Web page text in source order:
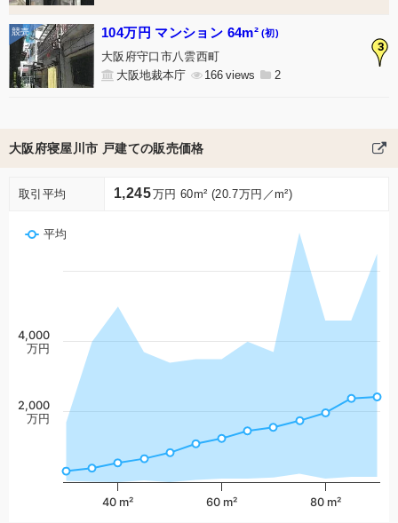
3
104万円 マンション 64m² (初)
大阪府守口市八雲西町
大阪地裁本庁
166 2
大阪府寝屋川市 戸建ての販売価格
取引平均 1,245万円 60m² (20.7万円／m²)
平均
40 m² 60 m² 80 m²
2,000
万円
4,000
万円